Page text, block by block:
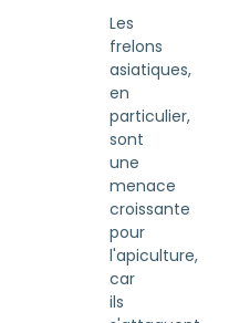
Les
frelons
asiatiques,
en
particulier,
sont
une
menace
croissante
pour
l'apiculture,
car
ils